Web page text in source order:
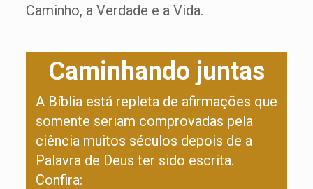
Caminho, a Verdade e a Vida.
Caminhando juntas
A Bíblia está repleta de afirmações que
somente seriam comprovadas pela
ciência muitos séculos depois de a
Palavra de Deus ter sido escrita.
Confira: